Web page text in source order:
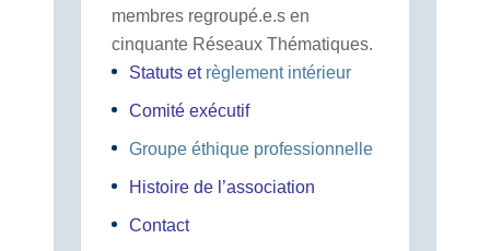
membres regroupé.e.s en
cinquante Réseaux Thématiques.
Statuts et règlement intérieur
Comité exécutif
Groupe éthique professionnelle
Histoire de l’association
Contact